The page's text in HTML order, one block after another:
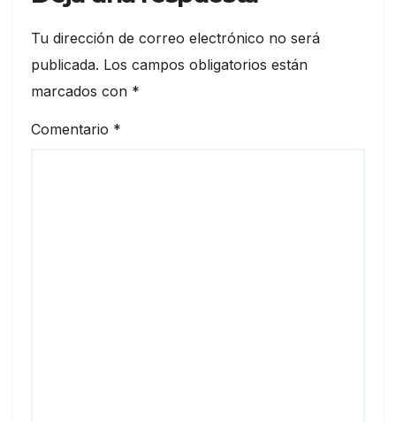
Tu dirección de correo electrónico no será
publicada. Los campos obligatorios están
marcados con *
Comentario *